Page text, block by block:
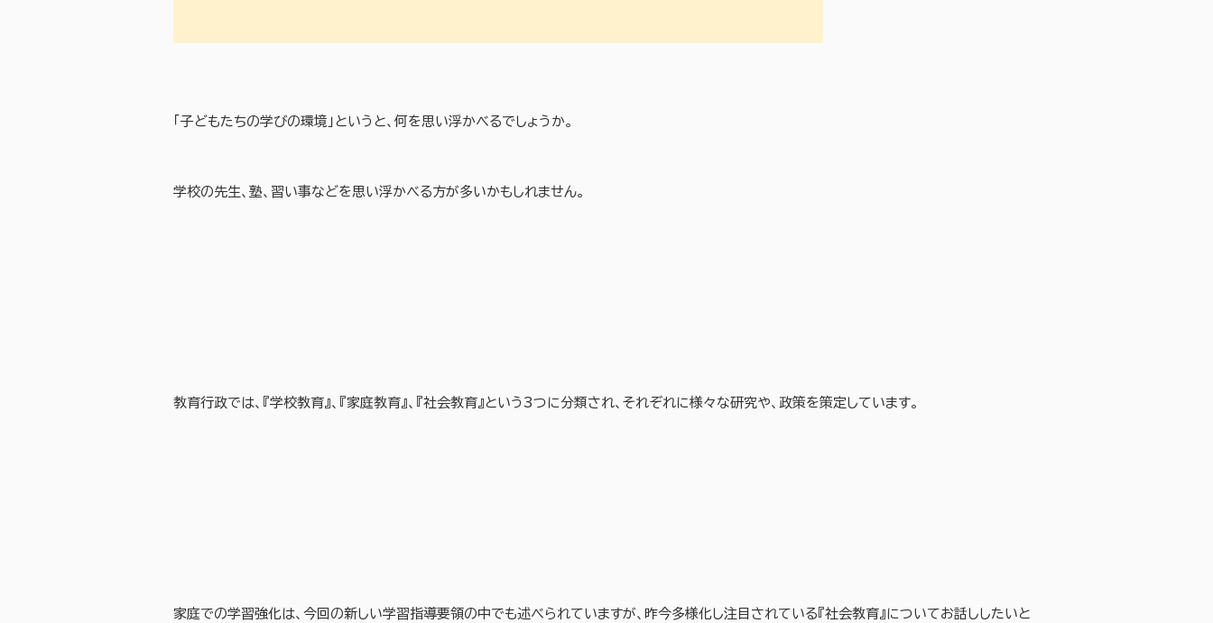
「子どもたちの学びの環境」というと、何を思い浮かべるでしょうか。
学校の先生、塾、習い事などを思い浮かべる方が多いかもしれません。
教育行政では、『学校教育』、『家庭教育』、『社会教育』という3つに分類され、それぞれに様々な研究や、政策を策定しています。
家庭での学習強化は、今回の新しい学習指導要領の中でも述べられていますが、昨今多様化し注目されている『社会教育』についてお話ししたいと